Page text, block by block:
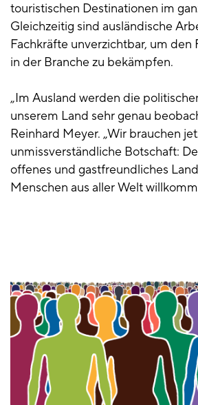
touristischen Destinationen im
Gleichzeitig sind ausländische
Fachkräfte unverzichtbar, um den
in der Branche zu bekämpfen.
„Im Ausland werden die
unserem Land sehr genau
Reinhard Meyer. „Wir brauchen
unmissverständliche Botschaft:
offenes und gastfreundliches
Menschen aus aller Welt